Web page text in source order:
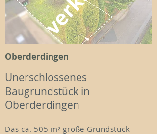
Oberderdingen
Unerschlossenes
Baugrundstück in
Oberderdingen
Das ca. 505 m² große Grundstück